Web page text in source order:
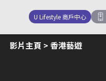
U Lifestyle 商戶中心
影片主頁 > 香港藝遊